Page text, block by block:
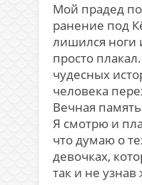
Мой прадед
ранение под
лишился ноги
просто
чудесных
человека
Вечная
Я смотрю и
что думаю о
девочках,
так и не